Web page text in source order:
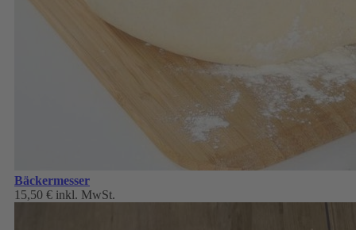
Bäckermesser
15,50 € inkl. MwSt.